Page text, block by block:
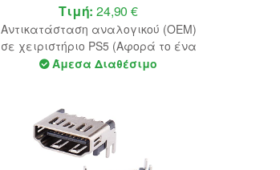
Τιμή:24,90 €
Αντικατάσταση αναλογικού (OEM)
σε χειριστήριο PS5 (Αφορά το ένα
ανολογικό)
Άμεσα Διαθέσιμο